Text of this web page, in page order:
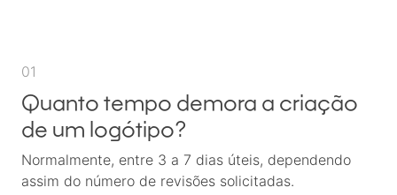
01
Quanto tempo demora a criação
de um logótipo?
Normalmente, entre 3 a 7 dias úteis, dependendo
assim do número de revisões solicitadas.